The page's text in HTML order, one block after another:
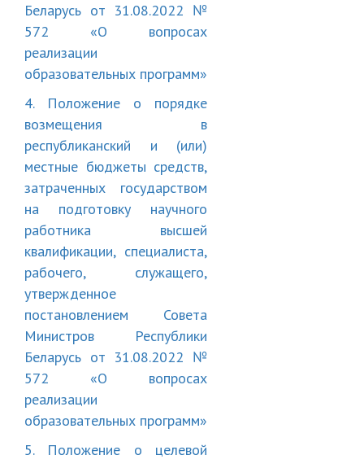
Беларусь от 31.08.2022 №
572 «О вопросах
реализации
образовательных программ»
4. Положение о порядке
возмещения в
республиканский и (или)
местные бюджеты средств,
затраченных государством
на подготовку научного
работника высшей
квалификации, специалиста,
рабочего, служащего,
утвержденное
постановлением Совета
Министров Республики
Беларусь от 31.08.2022 №
572 «О вопросах
реализации
образовательных программ»
5. Положение о целевой